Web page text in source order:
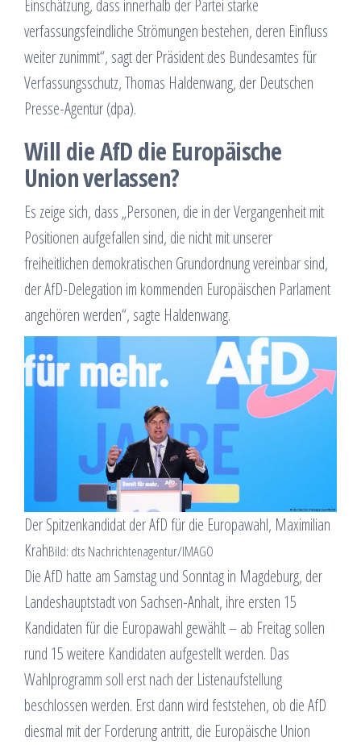
Einschätzung, dass innerhalb der Partei starke
verfassungsfeindliche Strömungen bestehen, deren Einfluss
weiter zunimmt“, sagt der Präsident des Bundesamtes für
Verfassungsschutz, Thomas Haldenwang, der Deutschen
Presse-Agentur (dpa).
Will die AfD die Europäische
Union verlassen?
Es zeige sich, dass „Personen, die in der Vergangenheit mit
Positionen aufgefallen sind, die nicht mit unserer
freiheitlichen demokratischen Grundordnung vereinbar sind,
der AfD-Delegation im kommenden Europäischen Parlament
angehören werden“, sagte Haldenwang.
Der Spitzenkandidat der AfD für die Europawahl, Maximilian
KrahBild: dts Nachrichtenagentur/IMAGO
Die AfD hatte am Samstag und Sonntag in Magdeburg, der
Landeshauptstadt von Sachsen-Anhalt, ihre ersten 15
Kandidaten für die Europawahl gewählt – ab Freitag sollen
rund 15 weitere Kandidaten aufgestellt werden. Das
Wahlprogramm soll erst nach der Listenaufstellung
beschlossen werden. Erst dann wird feststehen, ob die AfD
diesmal mit der Forderung antritt, die Europäische Union